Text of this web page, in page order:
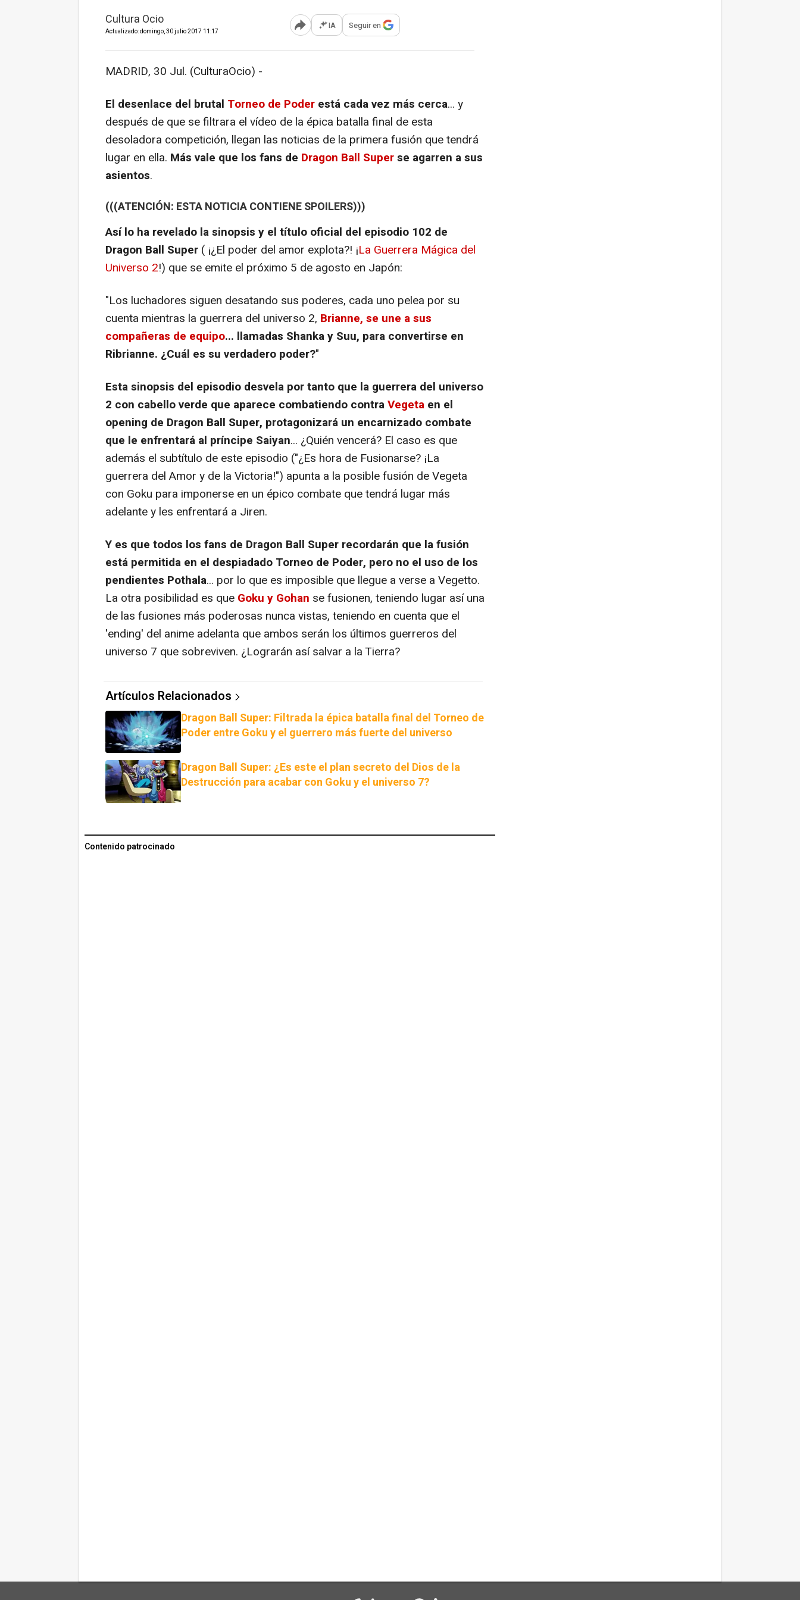
Cultura Ocio
Actualizado: domingo, 30 julio 2017 11:17 Abrir opciones para compartir
IA Seguir en
MADRID, 30 Jul. (CulturaOcio) -
El desenlace del brutal Torneo de Poder está cada vez más cerca... y
después de que se filtrara el vídeo de la épica batalla final de esta
desoladora competición, llegan las noticias de la primera fusión que tendrá
lugar en ella. Más vale que los fans de Dragon Ball Superse agarren a sus
asientos.
(((ATENCIÓN: ESTA NOTICIA CONTIENE SPOILERS)))
Así lo ha revelado la sinopsis y el título oficial del episodio 102 de
Dragon Ball Super ( ¡¿El poder del amor explota?! ¡La Guerrera Mágica del
Universo 2!) que se emite el próximo 5 de agosto en Japón:
"Los luchadores siguen desatando sus poderes, cada uno pelea por su
cuenta mientras la guerrera del universo 2, Brianne, se une a sus
compañeras de equipo... llamadas Shanka y Suu, para convertirse en
Ribrianne. ¿Cuál es su verdadero poder?"
Esta sinopsis del episodio desvela por tanto que la guerrera del universo
2 con cabello verde que aparece combatiendo contraVegeta en el
opening de Dragon Ball Super, protagonizará un encarnizado combate
que le enfrentará al príncipe Saiyan... ¿Quién vencerá? El caso es que
además el subtítulo de este episodio ("¿Es hora de Fusionarse? ¡La
guerrera del Amor y de la Victoria!") apunta a la posible fusión de Vegeta
con Goku para imponerse en un épico combate que tendrá lugar más
adelante y les enfrentará a Jiren.
Y es que todos los fans de Dragon Ball Super recordarán que la fusión
está permitida en el despiadado Torneo de Poder, pero no el uso de los
pendientes Pothala... por lo que es imposible que llegue a verse a Vegetto.
La otra posibilidad es que Goku y Gohan se fusionen, teniendo lugar así una
de las fusiones más poderosas nunca vistas, teniendo en cuenta que el
'ending' del anime adelanta que ambos serán los últimos guerreros del
universo 7 que sobreviven. ¿Lograrán así salvar a la Tierra?
Artículos Relacionados
Dragon Ball Super: Filtrada la épica batalla final del Torneo de
Poder entre Goku y el guerrero más fuerte del universo
Dragon Ball Super: ¿Es este el plan secreto del Dios de la
Destrucción para acabar con Goku y el universo 7?
Contenido patrocinado